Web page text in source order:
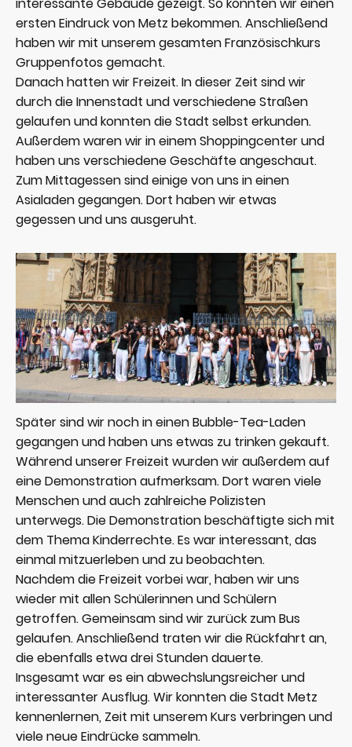
ersten Eindruck von Metz bekommen. Anschließend
haben wir mit unserem gesamten Französischkurs
Gruppenfotos gemacht.
Danach hatten wir Freizeit. In dieser Zeit sind wir
durch die Innenstadt und verschiedene Straßen
gelaufen und konnten die Stadt selbst erkunden.
Außerdem waren wir in einem Shoppingcenter und
haben uns verschiedene Geschäfte angeschaut.
Zum Mittagessen sind einige von uns in einen
Asialaden gegangen. Dort haben wir etwas
gegessen und uns ausgeruht.
Später sind wir noch in einen Bubble-Tea-Laden
gegangen und haben uns etwas zu trinken gekauft.
Während unserer Freizeit wurden wir außerdem auf
eine Demonstration aufmerksam. Dort waren viele
Menschen und auch zahlreiche Polizisten
unterwegs. Die Demonstration beschäftigte sich mit
dem Thema Kinderrechte. Es war interessant, das
einmal mitzuerleben und zu beobachten.
Nachdem die Freizeit vorbei war, haben wir uns
wieder mit allen Schülerinnen und Schülern
getroffen. Gemeinsam sind wir zurück zum Bus
gelaufen. Anschließend traten wir die Rückfahrt an,
die ebenfalls etwa drei Stunden dauerte.
Insgesamt war es ein abwechslungsreicher und
interessanter Ausflug. Wir konnten die Stadt Metz
kennenlernen, Zeit mit unserem Kurs verbringen und
viele neue Eindrücke sammeln.